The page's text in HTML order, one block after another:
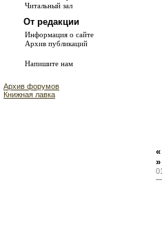
Читальный зал
От редакции
Информация о сайте
Архив публикаций
Напишите нам
Архив форумов
Книжная лавка
«
»